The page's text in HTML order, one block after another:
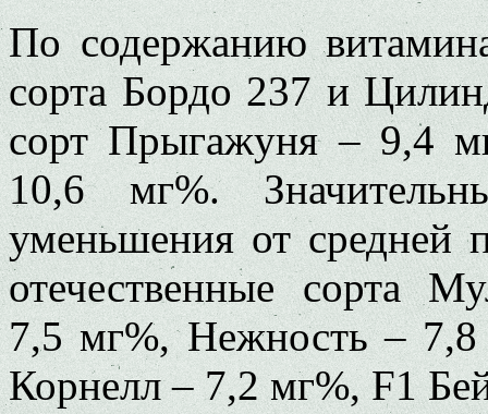
По содержанию
сорта Бордо 237 и
сорт Прыгажуня – 9,4
10,6 мг%.
уменьшения от средней
отечественные сорта
7,5 мг%, Нежность – 7,8
Корнелл – 7,2 мг%, F1